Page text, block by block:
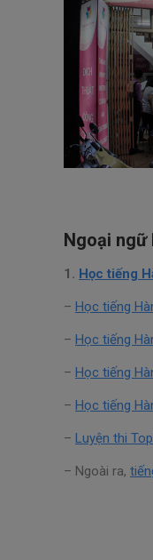
Ngoại ngữ
1. Học tiếng
– Học tiếng
– Học tiếng
– Học tiếng
– Học tiếng
– Luyện thi
– Ngoài ra,